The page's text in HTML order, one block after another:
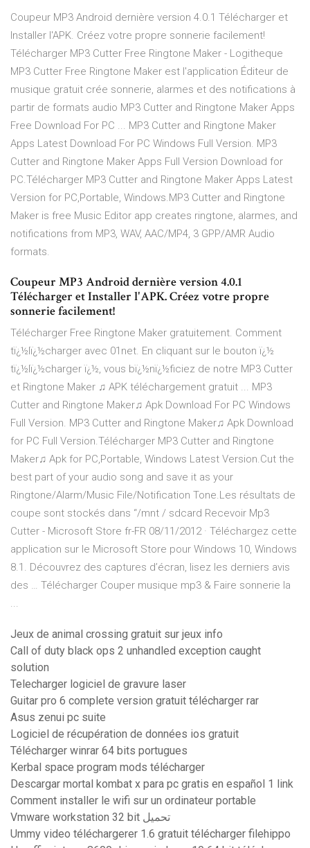
Coupeur MP3 Android dernière version 4.0.1 Télécharger et
Installer l'APK. Créez votre propre sonnerie facilement!
Télécharger MP3 Cutter Free Ringtone Maker - Logitheque
MP3 Cutter Free Ringtone Maker est l'application Éditeur de
musique gratuit crée sonnerie, alarmes et des notifications à
partir de formats audio MP3 Cutter and Ringtone Maker Apps
Free Download For PC ... MP3 Cutter and Ringtone Maker
Apps Latest Download For PC Windows Full Version. MP3
Cutter and Ringtone Maker Apps Full Version Download for
PC.Télécharger MP3 Cutter and Ringtone Maker Apps Latest
Version for PC,Portable, Windows.MP3 Cutter and Ringtone
Maker is free Music Editor app creates ringtone, alarmes, and
notifications from MP3, WAV, AAC/MP4, 3 GPP/AMR Audio
formats.
Coupeur MP3 Android dernière version 4.0.1
Télécharger et Installer l'APK. Créez votre propre
sonnerie facilement!
Télécharger Free Ringtone Maker gratuitement. Comment
tï¿½lï¿½charger avec 01net. En cliquant sur le bouton ï¿½
tï¿½lï¿½charger ï¿½, vous bï¿½nï¿½ficiez de notre MP3 Cutter
et Ringtone Maker ♫ APK téléchargement gratuit ... MP3
Cutter and Ringtone Maker♫ Apk Download For PC Windows
Full Version. MP3 Cutter and Ringtone Maker♫ Apk Download
for PC Full Version.Télécharger MP3 Cutter and Ringtone
Maker♫ Apk for PC,Portable, Windows Latest Version.Cut the
best part of your audio song and save it as your
Ringtone/Alarm/Music File/Notification Tone.Les résultats de
coupe sont stockés dans “/mnt / sdcard Recevoir Mp3
Cutter - Microsoft Store fr-FR 08/11/2012 · Téléchargez cette
application sur le Microsoft Store pour Windows 10, Windows
8.1. Découvrez des captures d’écran, lisez les derniers avis
des … Télécharger Couper musique mp3 & Faire sonnerie la
...
Jeux de animal crossing gratuit sur jeux info
Call of duty black ops 2 unhandled exception caught
solution
Telecharger logiciel de gravure laser
Guitar pro 6 complete version gratuit télécharger rar
Asus zenui pc suite
Logiciel de récupération de données ios gratuit
Télécharger winrar 64 bits portugues
Kerbal space program mods télécharger
Descargar mortal kombat x para pc gratis en español 1 link
Comment installer le wifi sur un ordinateur portable
Vmware workstation 32 bit تحميل
Ummy video téléchargerer 1.6 gratuit télécharger filehippo